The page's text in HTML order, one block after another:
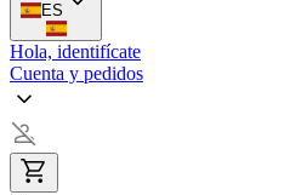
ES
Hola, identifícate
Cuenta y pedidos